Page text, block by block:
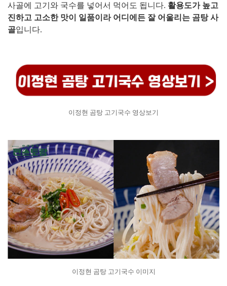
사골에 고기와 국수를 넣어서 먹어도 됩니다. 활용도가 높고
진하고 고소한 맛이 일품이라 어디에든 잘 어울리는 곰탕 사
골입니다.
이정현 곰탕 고기국수 영상보기
이정현 곰탕 고기국수 이미지